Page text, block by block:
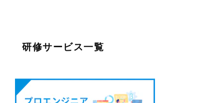
研修サービス一覧